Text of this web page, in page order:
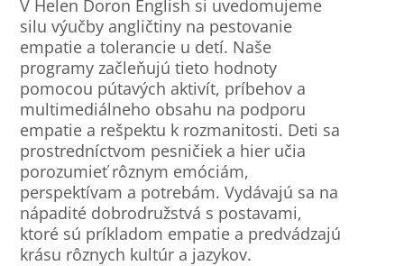
V Helen Doron English si uvedomujeme
silu výučby angličtiny na pestovanie
empatie a tolerancie u detí. Naše
programy začleňujú tieto hodnoty
pomocou pútavých aktivít, príbehov a
multimediálneho obsahu na podporu
empatie a rešpektu k rozmanitosti. Deti sa
prostredníctvom pesničiek a hier učia
porozumieť rôznym emóciám,
perspektívam a potrebám. Vydávajú sa na
nápadité dobrodružstvá s postavami,
ktoré sú príkladom empatie a predvádzajú
krásu rôznych kultúr a jazykov.